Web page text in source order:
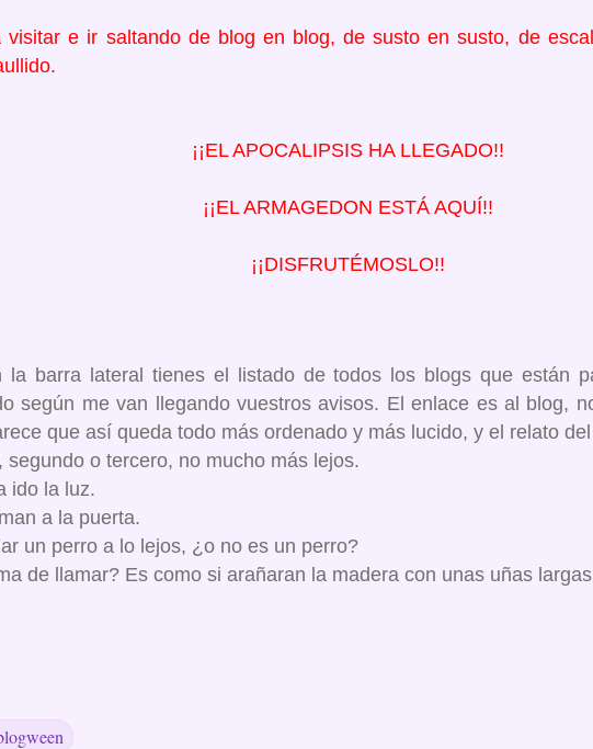
visitar e ir saltando de blog en blog, de susto en susto, de
¡¡EL APOCALIPSIS HA LLEGADO!!
¡¡EL ARMAGEDON ESTÁ AQUÍ!!
¡¡DISFRUTÉMOSLO!!
la barra lateral tienes el listado de todos los blogs que están
según me van llegando vuestros avisos. El enlace es al blog,
que así queda todo más ordenado y más lucido, y el relato
segundo o tercero, no mucho más lejos.
ido la luz.
a la puerta.
un perro a lo lejos, ¿o no es un perro?
de llamar? Es como si arañaran la madera con unas uñas